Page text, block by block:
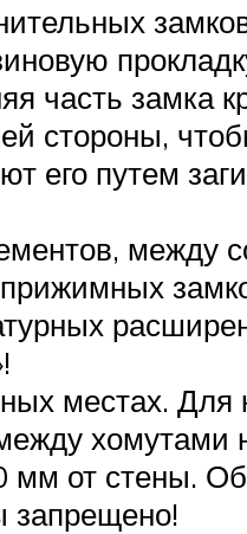
часть замка
стороны,
его путем
местах.
хомутами
от стены.
запрещено!